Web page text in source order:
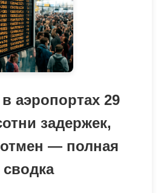
аэропортах 29
задержек,
отмен — полная
сводка